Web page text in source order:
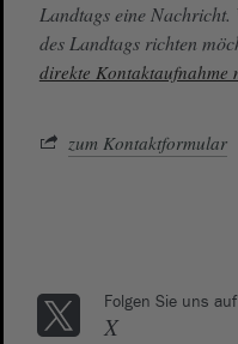
Landtags eine Nachricht.
des Landtags richten
direkte Kontaktaufnahme
zum Kontaktformular
Folgen Sie uns auf
X